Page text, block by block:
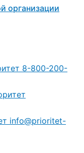
организации
8-800-200-
info@prioritet-